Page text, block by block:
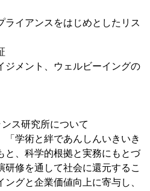
ライアンスをはじめとしたリス
ジメント、ウェルビーイングの
ス研究所について
「学術と絆であんしんいきいき
と、科学的根拠と実務にもとづ
研修を通して社会に還元するこ
グと企業価値向上に寄与し、